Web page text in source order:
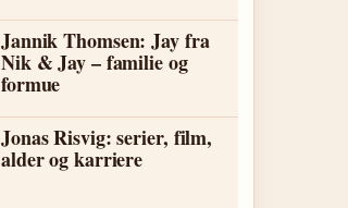
Jannik Thomsen: Jay fra
Nik & Jay – familie og
formue
Jonas Risvig: serier, film,
alder og karriere